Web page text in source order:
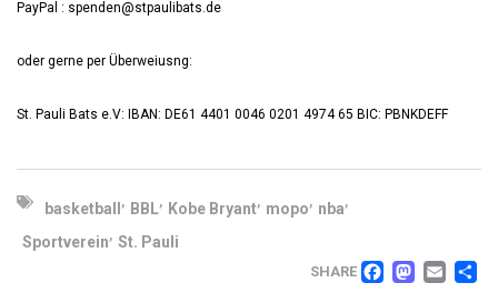
PayPal : spenden@stpaulibats.de
oder gerne per Überweiusng:
St. Pauli Bats e.V: IBAN: DE61 4401 0046 0201 4974 65 BIC: PBNKDEFF
basketball , BBL, Kobe Bryant, mopo, nba,
Sportverein, St. Pauli
SHARE